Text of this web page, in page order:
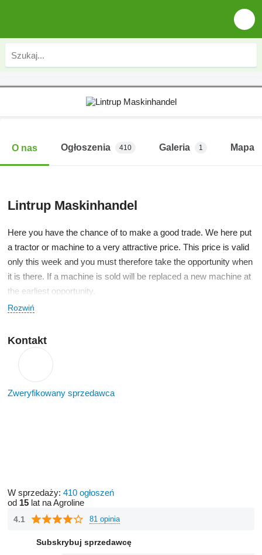
O nas Ogłoszenia 410 Galeria 1 Mapa
Lintrup Maskinhandel
Here you have the chance of to make a good trade. We here put
a tractor or machine to a very attractive price. This price is valid
only this week and you must therefore take the opportunity when
it is there. If a machine is sold will be replaced a new machine at
the earliest opportunity.
Rozwiń
Kontakt
Zweryfikowany sprzedawca
W sprzedaży: 410 ogłoszeń
od 15 lat na Agroline
4.1 81 opinia
Subskrybuj sprzedawcę